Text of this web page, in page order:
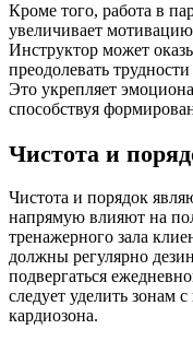
Кроме того, работа в
увеличивает
Инструктор может
преодолевать
Это укрепляет
способствуя
Чистота и
Чистота и порядок
напрямую влияют на
тренажерного зала
должны регулярно
подвергаться
следует уделить зонам
кардиозона.